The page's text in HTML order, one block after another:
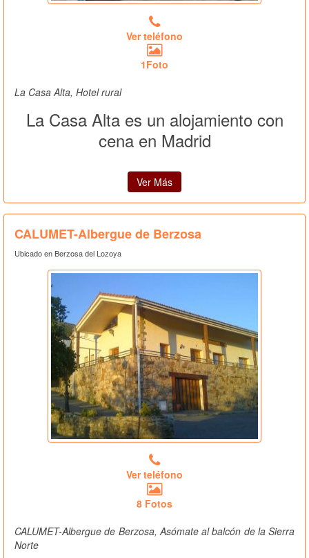
Ver teléfono
1Foto
La Casa Alta, Hotel rural
La Casa Alta es un alojamiento con
cena en Madrid
Ver Más
CALUMET-Albergue de Berzosa
Ubicado en Berzosa del Lozoya
Ver teléfono
8 Fotos
CALUMET-Albergue de Berzosa, Asómate al balcón de la Sierra
Norte